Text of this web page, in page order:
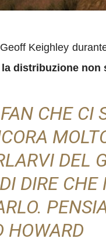
Keighley
distribuzione non
CHE CI
DEL
DIRE CHE
HOWARD